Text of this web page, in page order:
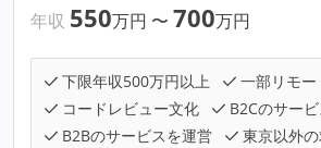
年収 550万円 〜 700万円
下限年収500万円以上
一部リモー
コードレビュー文化
B2Cのサー
B2Bのサービスを運営
東京以外